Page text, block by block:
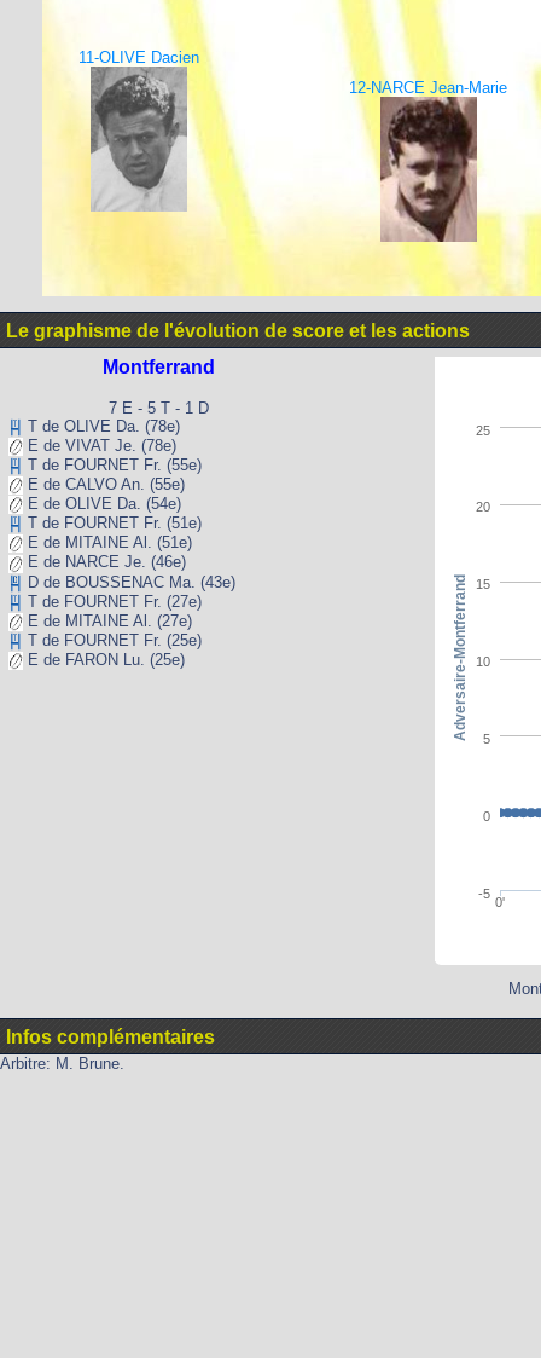
11-OLIVE Dacien
12-NARCE Jean-Marie
Le graphisme de l'évolution de score et les actions
Montferrand
7 E - 5 T - 1 D
T de OLIVE Da. (78e)
E de VIVAT Je. (78e)
T de FOURNET Fr. (55e)
E de CALVO An. (55e)
E de OLIVE Da. (54e)
T de FOURNET Fr. (51e)
E de MITAINE Al. (51e)
E de NARCE Je. (46e)
D de BOUSSENAC Ma. (43e)
T de FOURNET Fr. (27e)
E de MITAINE Al. (27e)
T de FOURNET Fr. (25e)
E de FARON Lu. (25e)
0'
-5
0
5
10
15
20
25
Adversaire-Montferrand
Infos complémentaires
Arbitre: M. Brune.